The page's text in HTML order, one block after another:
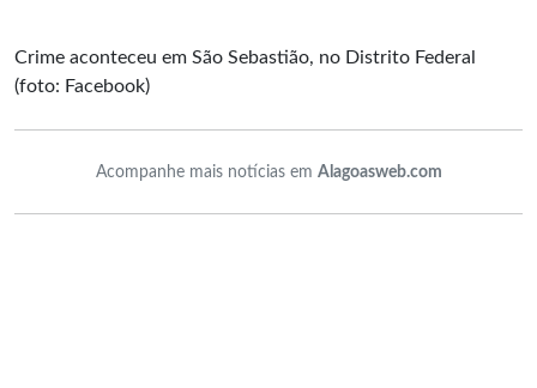
Crime aconteceu em São Sebastião, no Distrito Federal
(foto: Facebook)
Acompanhe mais notícias em Alagoasweb.com